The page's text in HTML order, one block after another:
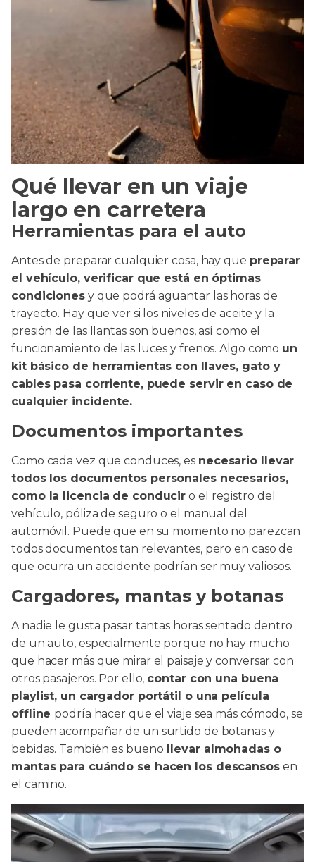
Qué llevar en un viaje
largo en carretera
Herramientas para el auto
Antes de preparar cualquier cosa, hay que preparar
el vehículo, verificar que está en óptimas
condicionesy que podrá aguantar las horas de
trayecto. Hay que ver si los niveles de aceite y la
presión de las llantas son buenos, así como el
funcionamiento de las luces y frenos. Algo como un
kit básico de herramientas con llaves, gato y
cables pasa corriente, puede servir en caso de
cualquier incidente.
Documentos importantes
Como cada vez que conduces, es necesario llevar
todos los documentos personales necesarios,
como la licencia de conducir o el registro del
vehículo, póliza de seguro o el manual del
automóvil. Puede que en su momento no parezcan
todos documentos tan relevantes, pero en caso de
que ocurra un accidente podrían ser muy valiosos.
Cargadores, mantas y botanas
A nadie le gusta pasar tantas horas sentado dentro
de un auto, especialmente porque no hay mucho
que hacer más que mirar el paisaje y conversar con
otros pasajeros. Por ello, contar con una buena
playlist, un cargador portátil o una película
offline podría hacer que el viaje sea más cómodo, se
pueden acompañar de un surtido de botanas y
bebidas. También es bueno llevar almohadas o
mantas para cuándo se hacen los descansosen
el camino.